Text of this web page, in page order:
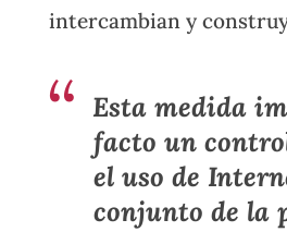
intercambian y
Esta medida
facto un
el uso de
conjunto de la